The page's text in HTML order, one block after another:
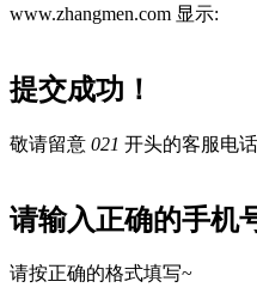
www.zhangmen.com 显示:
提交成功！
敬请留意 021 开头的客服电
请输入正确的手机
请按正确的格式填写~